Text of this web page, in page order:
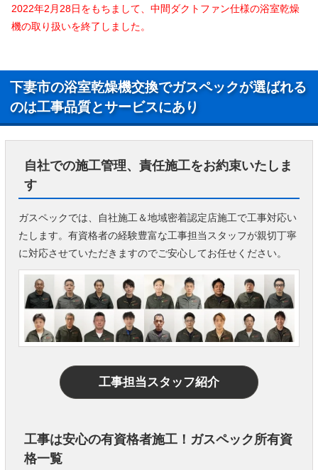
2022年2月28日をもちまして、中間ダクトファン仕様の浴室乾燥
機の取り扱いを終了しました。
下妻市の浴室乾燥機交換でガスペックが選ばれる
のは工事品質とサービスにあり
自社での施工管理、責任施工をお約束いたしま
す
ガスペックでは、自社施工＆地域密着認定店施工で工事対応い
たします。有資格者の経験豊富な工事担当スタッフが親切丁寧
に対応させていただきますのでご安心してお任せください。
工事担当スタッフ紹介
工事は安心の有資格者施工！ガスペック所有資
格一覧